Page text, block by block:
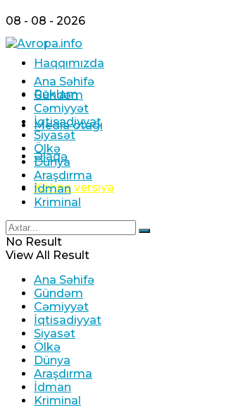
08 - 08 - 2026
Haqqımızda
Reklam
Media otağı
Əlaqə
Köhnə versiya
Ana Səhifə
Gündəm
Cəmiyyət
İqtisadiyyat
Siyasət
Ölkə
Dünya
Araşdırma
İdman
Kriminal
No Result
View All Result
Ana Səhifə
Gündəm
Cəmiyyət
İqtisadiyyat
Siyasət
Ölkə
Dünya
Araşdırma
İdman
Kriminal